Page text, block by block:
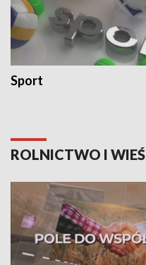
Sport
ROLNICTWO I WIEŚ